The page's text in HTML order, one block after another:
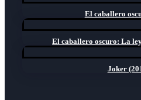
El caballero
El caballero oscuro: La
Joker